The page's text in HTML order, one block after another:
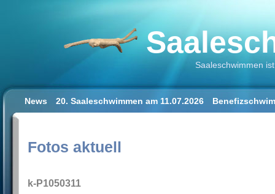
Saaleschwimmen
News 20. Saaleschwimmen am 11.07.2026
Fotos aktuell
k-P1050311